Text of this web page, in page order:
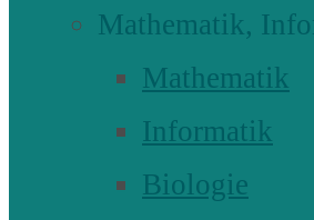
Mathematik,
Mathematik
Informatik
Biologie